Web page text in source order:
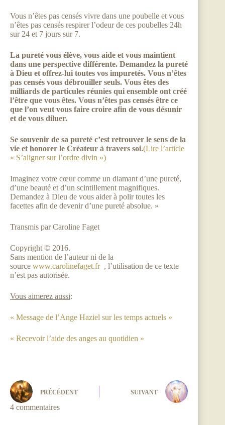
Vous n’êtes pas censés vivre dans une poubelle et vous
n’êtes pas censés respirer l’odeur de ces poubelles 24h
sur 24 et 7 jours sur 7.
La pureté vous élève, vous aide et vous maintient
dans une perspective différente. Demandez la pureté
à Dieu et offrez-lui toutes vos impuretés. Vous n’êtes
pas censés vous débrouiller seuls. Vous êtes des
milliards de particules réunies qui ensemble ont créé
l’être que vous êtes. Vous n’êtes pas censés être ce
que l’on veut vous faire croire afin de vous désunir
et de vous diluer.
Se souvenir de sa pureté c’est retrouver le sens de la
vie et honorer le Créateur à travers soi.(Lire l’article
« S’aligner sur l’ordre divin »)
Imaginez votre cœur comme un diamant d’une pureté,
d’une beauté et d’un scintillement magnifiques.
Demandez à Dieu de vous aider à polir toutes les
facettes afin de devenir d’une pureté absolue. »
Transmis par Caroline Faget
Copyright © 2016.
Sans mention de l’auteur ni de la
source www.carolinefaget.fr , l’utilisation de ce texte
n’est pas autorisée.
Vous aimerez aussi:
« Message de l’Ange Haziel sur les temps actuels »
« Recevoir l’aide des anges au quotidien »
PRÉCÉDENT SUIVANT
4 commentaires